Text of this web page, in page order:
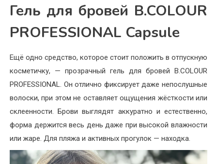
Гель для бровей B.COLOUR
PROFESSIONAL Capsule
Ещё одно средство, которое стоит положить в отпускную
косметичку, — прозрачный гель для бровей B.COLOUR
PROFESSIONAL. Он отлично фиксирует даже непослушные
волоски, при этом не оставляет ощущения жёсткости или
склеенности. Брови выглядят аккуратно и естественно,
форма держится весь день даже при высокой влажности
или жаре. Для пляжа и активных прогулок — находка.